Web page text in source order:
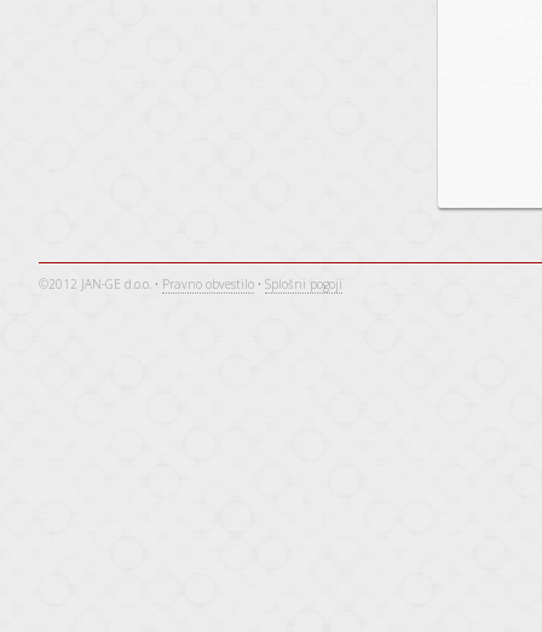
©2012 JAN-GE d.o.o. • Pravno obvestilo • Splošni pogoji